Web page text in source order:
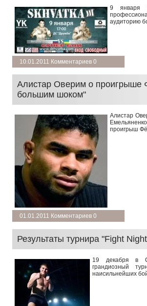
9 января
аудиторию
10.01.2011 Комментариев 0
Алистар Оверим о проигрыше
большим шоком"
Алистар
проигрыш
01.01.2011 Комментариев 0
Результаты турнира "Fight
19 декабря в
грандиозный
наисильнейших